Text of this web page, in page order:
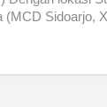
(MCD Sidoarjo,